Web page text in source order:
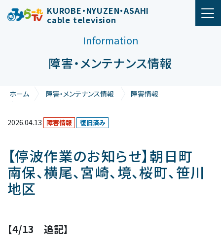
メインナビゲーション
KUROBE・NYUZEN・ASAHI
cable television
Information
障害・メンテナンス情報
ホーム 障害・メンテナンス情報
障害情報
2026.04.13 障害情報 復旧済み
【停波作業のお知らせ】朝日町
南保、横尾、宮崎、境、桜町、笹川
地区
【4/13 追記】